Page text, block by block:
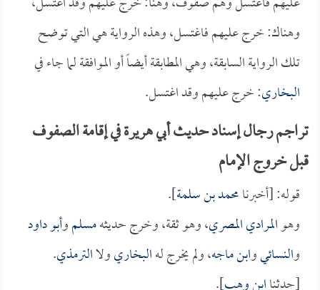
وهناك: خرج عليهم فاغتسل، وهذه الرواية هي التي توضح
تلك الرواية السابقة، وهي المطابقة أيضاً أو الموافقة لما جاء في
البخاري: خرج عليهم وقد اغتسل.
تراجم رجال إسناد حديث أبي هريرة في إقامة الصفوف
قبل خروج الإمام
قوله: [أخبرنامحمد بن سلمة].
وهوالمرادي المصري، وهو ثقة، وخرج حديثهمسلموأبو داود
والنسائيوابن ماجه، ولم يخرج لهالبخاريولاالترمذي.